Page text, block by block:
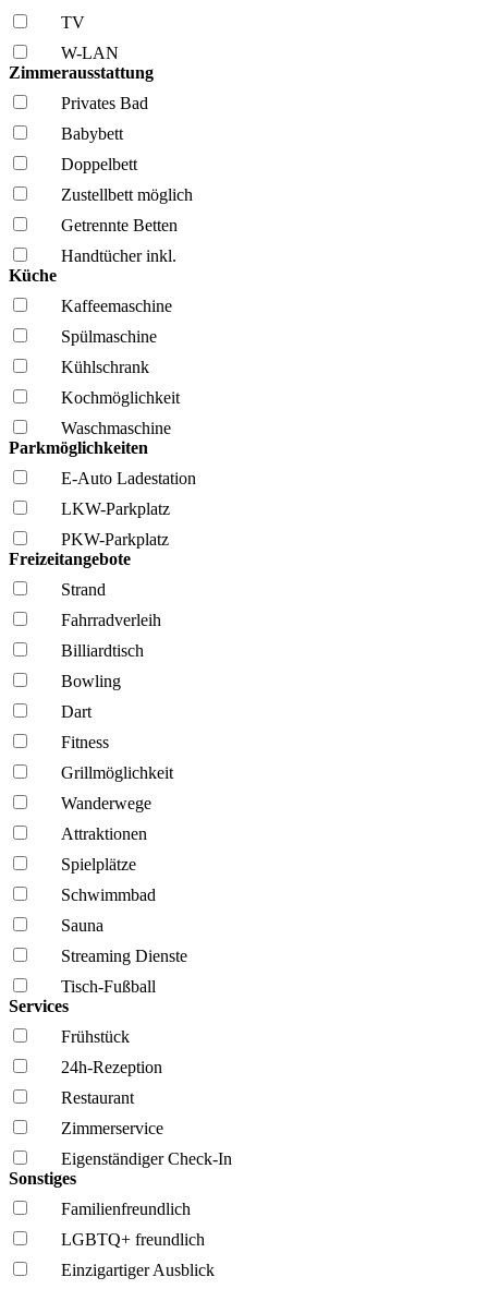
TV
W-LAN
Zimmerausstattung
Privates Bad
Babybett
Doppelbett
Zustellbett möglich
Getrennte Betten
Handtücher inkl.
Küche
Kaffee­maschine
Spül­maschine
Kühl­schrank
Kochmöglich­keit
Wasch­maschine
Parkmöglichkeiten
E-Auto Ladestation
LKW-Parkplatz
PKW-Parkplatz
Freizeitangebote
Strand
Fahrrad­verleih
Billiardtisch
Bowling
Dart
Fitness
Grillmöglich­keit
Wanderwege
Attraktionen
Spielplätze
Schwimmbad
Sauna
Streaming Dienste
Tisch-Fußball
Services
Frühstück
24h-Rezeption
Restaurant
Zimmerservice
Eigenständiger Check-In
Sonstiges
Familien­freundlich
LGBTQ+ freundlich
Einzigartiger Ausblick